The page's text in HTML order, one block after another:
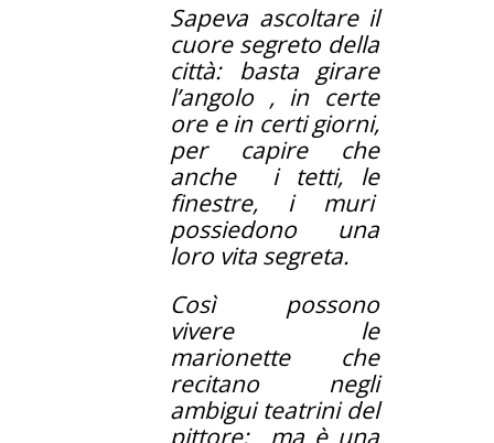
Sapeva ascoltare il
cuore segreto della
città: basta girare
l’angolo , in certe
ore e in certi giorni,
per capire che
anche i tetti, le
finestre, i muri
possiedono una
loro vita segreta.
Così possono
vivere le
marionette che
recitano negli
ambigui teatrini del
pittore; ma è una